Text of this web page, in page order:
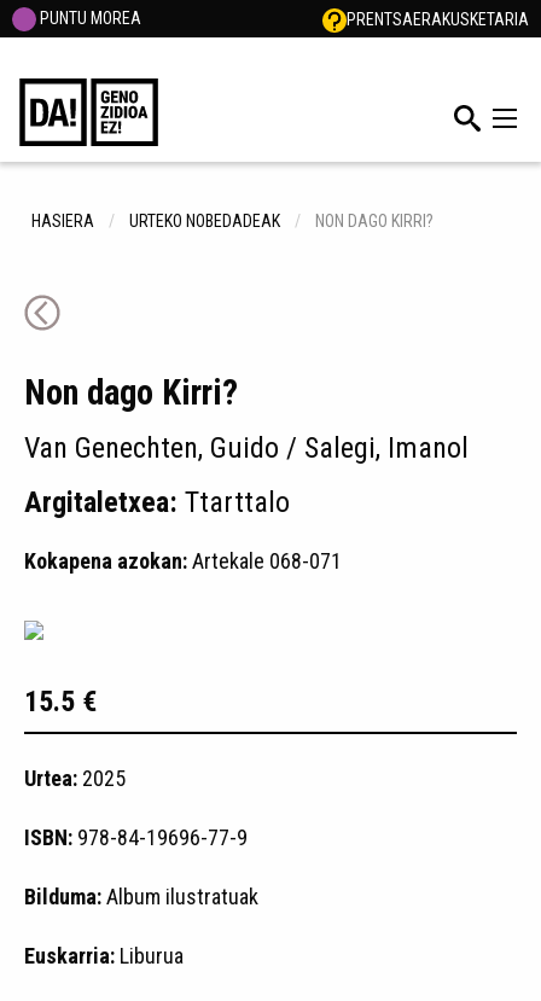
PUNTU MOREA PRENTSAERAKUSKETARIA
HASIERA URTEKO NOBEDADEAK NON DAGO KIRRI?
Non dago Kirri?
Van Genechten, Guido / Salegi, Imanol
Argitaletxea: Ttarttalo
Kokapena azokan:Artekale 068-071
15.5 €
Urtea: 2025
ISBN: 978-84-19696-77-9
Bilduma:Album ilustratuak
Euskarria: Liburua